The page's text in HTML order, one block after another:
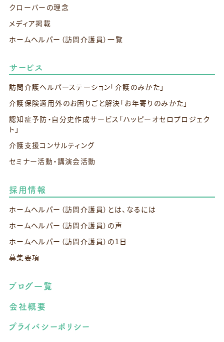
クローバーの理念
メディア掲載
ホームヘルパー（訪問介護員）一覧
サービス
訪問介護ヘルパーステーション「介護のみかた」
介護保険適用外のお困りごと解決 「お年寄りのみかた」
認知症予防・自分史作成サービス 「ハッピーオセロプロジェク
ト」
介護支援コンサルティング
セミナー活動・講演会活動
採用情報
ホームヘルパー（訪問介護員）とは、なるには
ホームヘルパー（訪問介護員）の声
ホームヘルパー（訪問介護員）の1日
募集要項
ブログ一覧
会社概要
プライバシーポリシー